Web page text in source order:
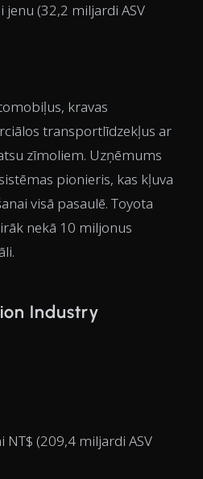
jenu (32,2 miljardi ASV
kravas
transportlīdzekļus ar
zīmoliem. Uzņēmums
pionieris, kas kļuva
visā pasaulē. Toyota
nekā 10 miljonus
Industry
NT$ (209,4 miljardi ASV